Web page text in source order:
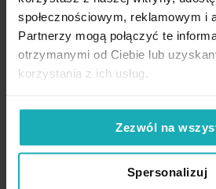
społecznościowym, reklamowym i
Partnerzy mogą połączyć te
otrzymanymi od Ciebie lub
korzystania z ich usług.
Zezwól na
Spersonalizuj
Najniższa cena z 30 dni przed obniżką:
Cena regularna:94,90 zł
Dodaj do koszyka
Inne rozmiary i sposoby zawieszenia